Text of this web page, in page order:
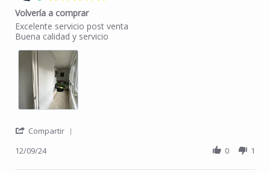
Volvería a comprar
Review by Jaime R. on 9 Dec 2024
review stating Volvería a comprar
Excelente servicio post venta
Buena calidad y servicio
Compartir
12/09/24 0 1